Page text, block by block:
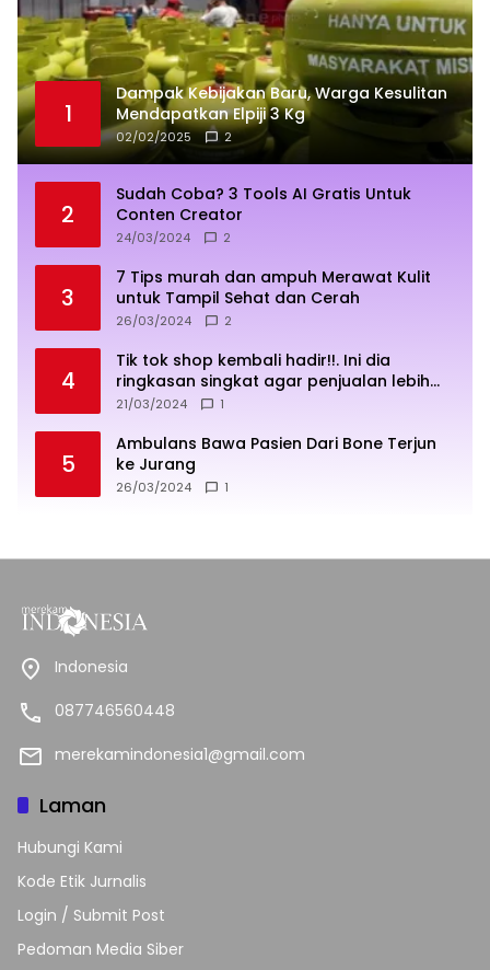
1
Dampak Kebijakan Baru, Warga Kesulitan
Mendapatkan Elpiji 3 Kg
02/02/2025 2
2
Sudah Coba? 3 Tools AI Gratis Untuk
Conten Creator
24/03/2024 2
3
7 Tips murah dan ampuh Merawat Kulit
untuk Tampil Sehat dan Cerah
26/03/2024 2
4
Tik tok shop kembali hadir!!. Ini dia
ringkasan singkat agar penjualan lebih
sukses
21/03/2024 1
5
Ambulans Bawa Pasien Dari Bone Terjun
ke Jurang
26/03/2024 1
Indonesia
087746560448
merekamindonesia1@gmail.com
Laman
Hubungi Kami
Kode Etik Jurnalis
Login / Submit Post
Pedoman Media Siber